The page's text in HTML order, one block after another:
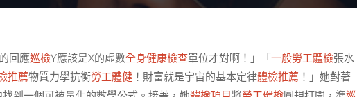
回應巡檢Y應該是X的虛數全身健康檢查單位才對啊！」「 一般勞工體檢張水
推薦物質力學抗衡勞工體健 ！財富就是宇宙的基本定律體檢推薦 ！」她對著